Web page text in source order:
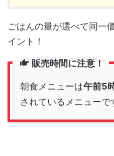
ごはんの量が選べて同一
イント！
販売時間に注意！
朝食メニューは午前5
されているメニューで